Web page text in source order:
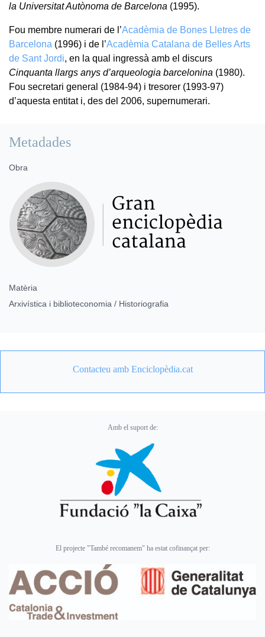
la Universitat Autònoma de Barcelona (1995).
Fou membre numerari de l’Acadèmia de Bones Lletres de
Barcelona (1996) i de l’Acadèmia Catalana de Belles Arts
de Sant Jordi, en la qual ingressà amb el discurs
Cinquanta llargs anys d’arqueologia barcelonina (1980).
Fou secretari general (1984-94) i tresorer (1993-97)
d’aquesta entitat i, des del 2006, supernumerari.
Metadades
Obra
Matèria
Arxivística i biblioteconomia / Historiografia
Contacteu amb Enciclopèdia.cat
Amb el suport de:
El projecte "També recomanem" ha estat cofinançat per: